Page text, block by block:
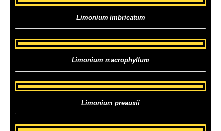
Limonium imbricatum
Limonium macrophyllum
Limonium preauxii